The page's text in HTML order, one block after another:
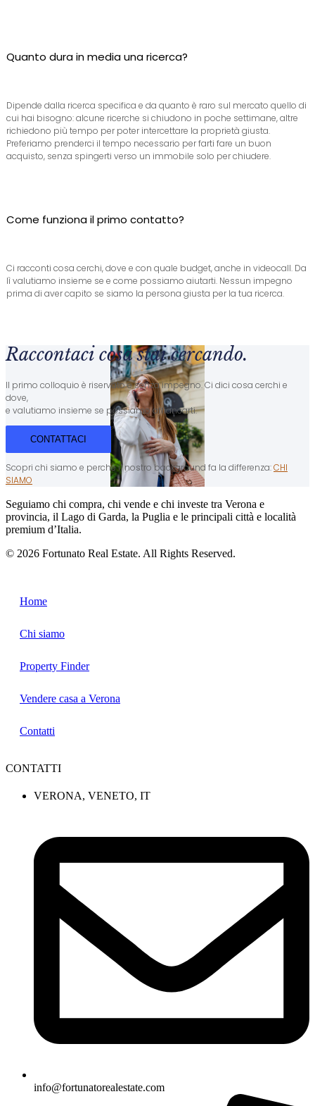
Quanto dura in media una ricerca?
Dipende dalla ricerca specifica e da quanto è raro sul mercato quello di
cui hai bisogno: alcune ricerche si chiudono in poche settimane, altre
richiedono più tempo per poter intercettare la proprietà giusta.
Preferiamo prenderci il tempo necessario per farti fare un buon
acquisto, senza spingerti verso un immobile solo per chiudere.
Come funziona il primo contatto?
Ci racconti cosa cerchi, dove e con quale budget, anche in videocall. Da
lì valutiamo insieme se e come possiamo aiutarti. Nessun impegno
prima di aver capito se siamo la persona giusta per la tua ricerca.
Raccontaci cosa stai cercando.
Il primo colloquio è riservato e senza impegno. Ci dici cosa cerchi e
dove,
e valutiamo insieme se possiamo affiancarti.
CONTATTACI
Scopri chi siamo e perché il nostro background fa la differenza:CHI
SIAMO
Seguiamo chi compra, chi vende e chi investe tra Verona e
provincia, il Lago di Garda, la Puglia e le principali città e località
premium d’Italia.
© 2026 Fortunato Real Estate. All Rights Reserved.
Home
Chi siamo
Property Finder
Vendere casa a Verona
Contatti
CONTATTI
VERONA, VENETO, IT
info@fortunatorealestate.com